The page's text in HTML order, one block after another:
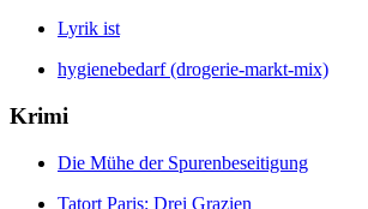
Lyrik ist
hygienebedarf (drogerie-markt-mix)
Krimi
Die Mühe der Spurenbeseitigung
Tatort Paris: Drei Grazien